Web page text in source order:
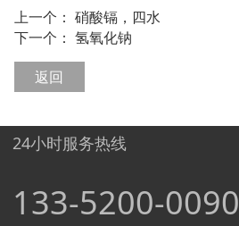
上一个： 硝酸镉，四水
下一个： 氢氧化钠
返回
24小时服务热线
133-5200-0090